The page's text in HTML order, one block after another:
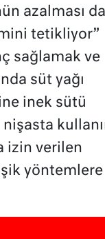
azalması da
tetikliyor”
sağlamak ve
süt yağı
inek sütü
nişasta
izin verilen
yöntemlere